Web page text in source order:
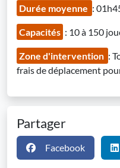
Durée moyenne :
Capacités : 10 à 150
Zone d'intervention :
frais de déplacement
Partager
Facebook